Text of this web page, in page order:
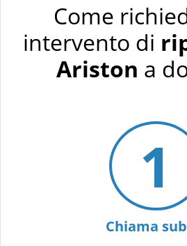
Come
intervento di
Ariston a
1
Chiama